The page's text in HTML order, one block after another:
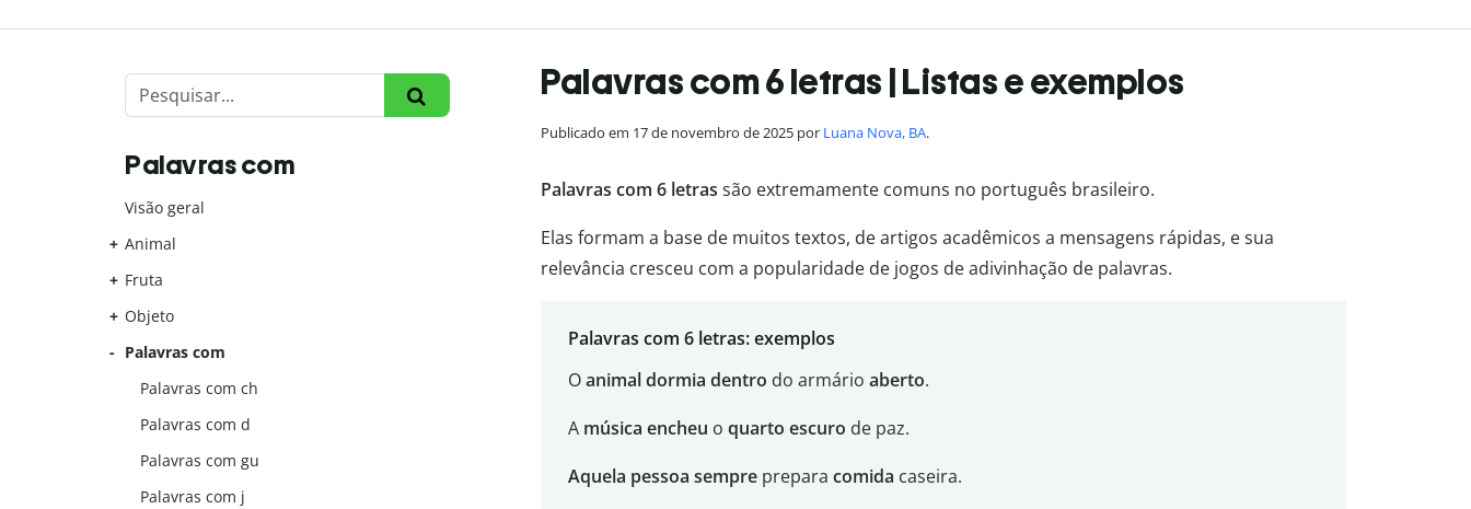
Palavras com 6 letras | Listas e exemplos
Publicado em 17 de novembro de 2025 por Luana Nova, BA.
Palavras com 6 letras são extremamente comuns no português brasileiro.
Elas formam a base de muitos textos, de artigos acadêmicos a mensagens rápidas, e sua
relevância cresceu com a popularidade de jogos de adivinhação de palavras.
Palavras com 6 letras: exemplos
Oanimaldormia dentro do armário aberto.
A música encheu o quarto escuro de paz.
Aquela pessoa sempreprepara comida caseira.
Palavras com
Visão geral
Animal
Fruta
Objeto
Palavras com
Palavras com ch
Palavras com d
Palavras com gu
Palavras com j